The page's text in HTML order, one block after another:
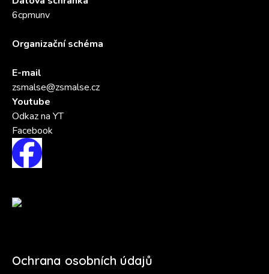
6cpmunv
Organizační schéma
E-mail
zsmalse@zsmalse.cz
Youtube
Odkaz na YT
Facebook
Ochrana osobních údajů